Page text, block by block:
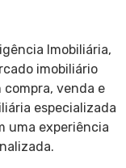
Imobiliária,
imobiliário
venda e
especializada
uma experiência